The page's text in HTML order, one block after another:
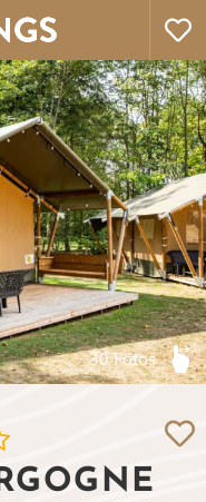
30 Fotos